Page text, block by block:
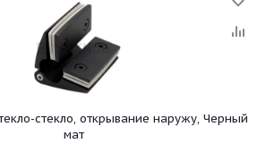
стекло, открывание наружу, Черный
мат